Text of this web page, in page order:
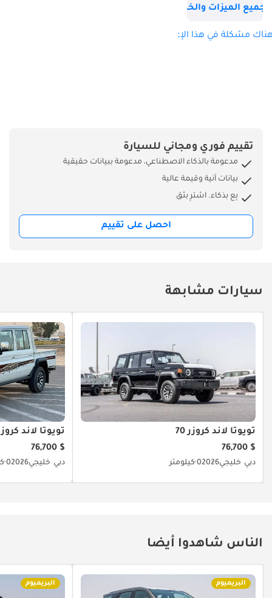
جميع الميزات والخصائص
مشكلة في هذا الإعلان؟
تقييم فوري ومجاني للسيارة
مدعومة بالذكاء الاصطناعي، مدعومة ببيانات حقيقية
بيانات آنية وقيمة عالية
بِع بذكاء. اشترِ بثق
احصل على تقييم
سيارات مشابهة
تويوتا لاند كروزر 70
$ 76,700
دبي خليجي20260 كيلومتر
تويوتا لاند كروزر
$ 76,700
دبي خليجي20260 كيلومتر
الناس شاهدوا أيضا
البريميوم البريميوم